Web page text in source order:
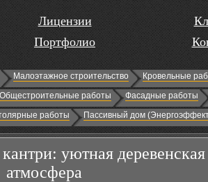
Лицензии
Портфолио
Малоэтажное строительство Кровельные
Общестроительные работы Фасадные работы
работы Пассивный дом
уютная деревенская
атмосфера